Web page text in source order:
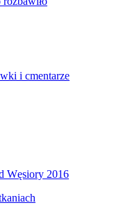
i cmentarze
Węsiory 2016